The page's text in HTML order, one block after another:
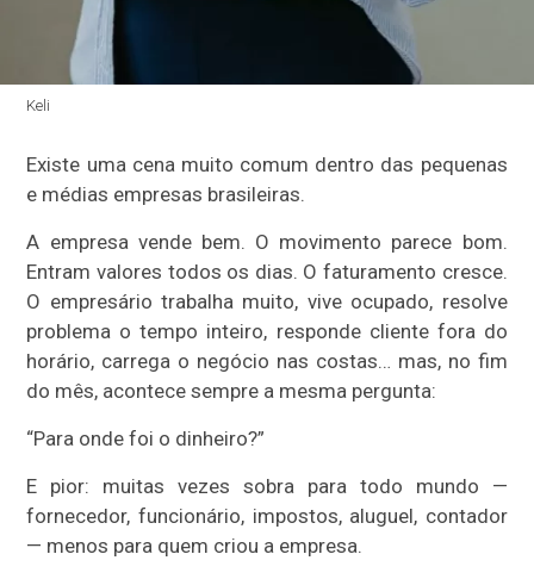
Keli
Existe uma cena muito comum dentro das pequenas
e médias empresas brasileiras.
A empresa vende bem. O movimento parece bom.
Entram valores todos os dias. O faturamento cresce.
O empresário trabalha muito, vive ocupado, resolve
problema o tempo inteiro, responde cliente fora do
horário, carrega o negócio nas costas… mas, no fim
do mês, acontece sempre a mesma pergunta:
“Para onde foi o dinheiro?”
E pior: muitas vezes sobra para todo mundo —
fornecedor, funcionário, impostos, aluguel, contador
— menos para quem criou a empresa.